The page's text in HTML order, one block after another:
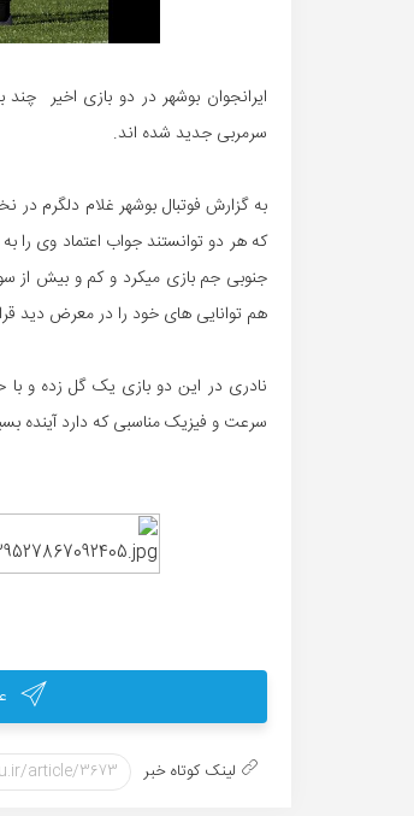
ایرانجوان بوشهر در دو بازی اخیر چند
سرمربی جدید شده اند.
به گزارش فوتبال بوشهر غلام دلگرم
که هر دو توانستند جواب اعتماد وی
جنوبی جم بازی میکرد و کم و بیش از
هم توانایی های خود را در معرض دید
نادری در این دو بازی یک گل زده و
سرعت و فیزیک مناسبی که دارد آینده
لینک کوتاه خبر